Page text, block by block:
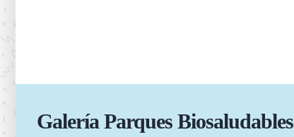
Galería Parques Biosaludables